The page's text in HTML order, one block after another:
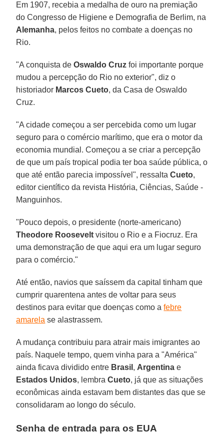
Em 1907, recebia a medalha de ouro na premiação
do Congresso de Higiene e Demografia de Berlim, na
Alemanha, pelos feitos no combate a doenças no
Rio.
"A conquista deOswaldo Cruz foi importante porque
mudou a percepção do Rio no exterior", diz o
historiador Marcos Cueto, da Casa de Oswaldo
Cruz.
"A cidade começou a ser percebida como um lugar
seguro para o comércio marítimo, que era o motor da
economia mundial. Começou a se criar a percepção
de que um país tropical podia ter boa saúde pública, o
que até então parecia impossível", ressaltaCueto,
editor científico da revista História, Ciências, Saúde -
Manguinhos.
"Pouco depois, o presidente (norte-americano)
Theodore Roosevelt visitou o Rio e a Fiocruz. Era
uma demonstração de que aqui era um lugar seguro
para o comércio."
Até então, navios que saíssem da capital tinham que
cumprir quarentena antes de voltar para seus
destinos para evitar que doenças como afebre
amarela se alastrassem.
A mudança contribuiu para atrair mais imigrantes ao
país. Naquele tempo, quem vinha para a "América"
ainda ficava dividido entre Brasil , Argentina e
Estados Unidos, lembraCueto, já que as situações
econômicas ainda estavam bem distantes das que se
consolidaram ao longo do século.
Senha de entrada para os EUA